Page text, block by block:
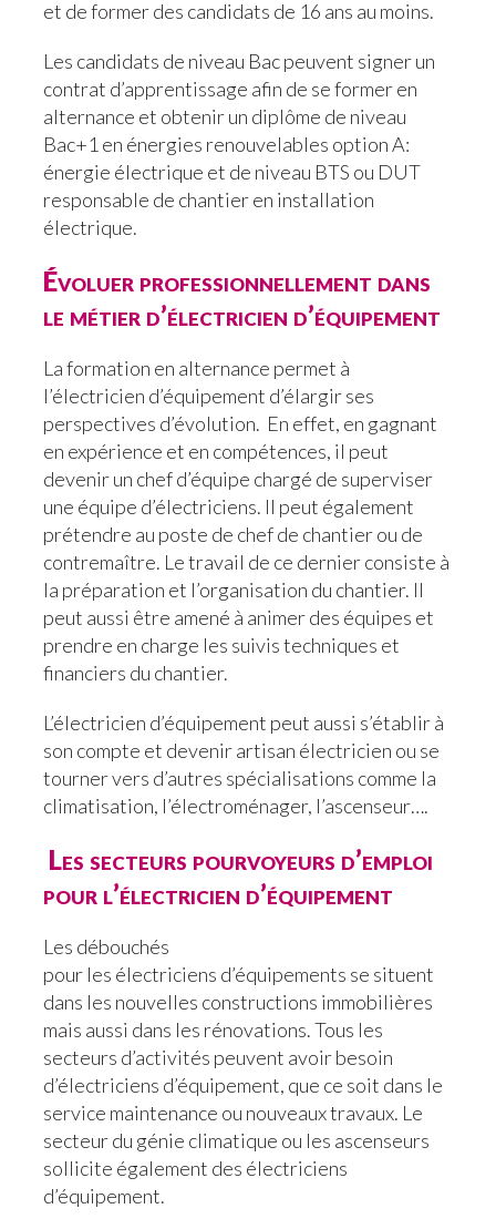
et de former des candidats de 16 ans au moins.
Les candidats de niveau Bac peuvent signer un
contrat d’apprentissage afin de se former en
alternance et obtenir un diplôme de niveau
Bac+1 en énergies renouvelables option A:
énergie électrique et de niveau BTS ou DUT
responsable de chantier en installation
électrique.
Évoluer professionnellement dans
le métier d’électricien d’équipement
La formation en alternance permet à
l’électricien d’équipement d’élargir ses
perspectives d’évolution. En effet, en gagnant
en expérience et en compétences, il peut
devenir un chef d’équipe chargé de superviser
une équipe d’électriciens. Il peut également
prétendre au poste de chef de chantier ou de
contremaître. Le travail de ce dernier consiste à
la préparation et l’organisation du chantier. Il
peut aussi être amené à animer des équipes et
prendre en charge les suivis techniques et
financiers du chantier.
L’électricien d’équipement peut aussi s’établir à
son compte et devenir artisan électricien ou se
tourner vers d’autres spécialisations comme la
climatisation, l’électroménager, l’ascenseur….
Les secteurs pourvoyeurs d’emploi
pour l’électricien d’équipement
Les débouchés
pour les électriciens d’équipements se situent
dans les nouvelles constructions immobilières
mais aussi dans les rénovations. Tous les
secteurs d’activités peuvent avoir besoin
d’électriciens d’équipement, que ce soit dans le
service maintenance ou nouveaux travaux. Le
secteur du génie climatique ou les ascenseurs
sollicite également des électriciens
d’équipement.